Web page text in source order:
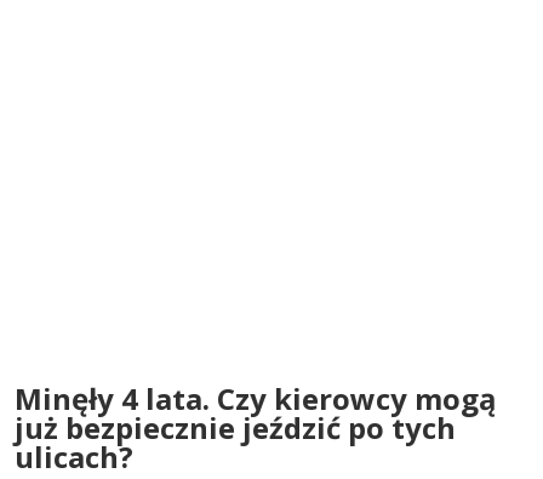
Minęły 4 lata. Czy kierowcy mogą
już bezpiecznie jeździć po tych
ulicach?